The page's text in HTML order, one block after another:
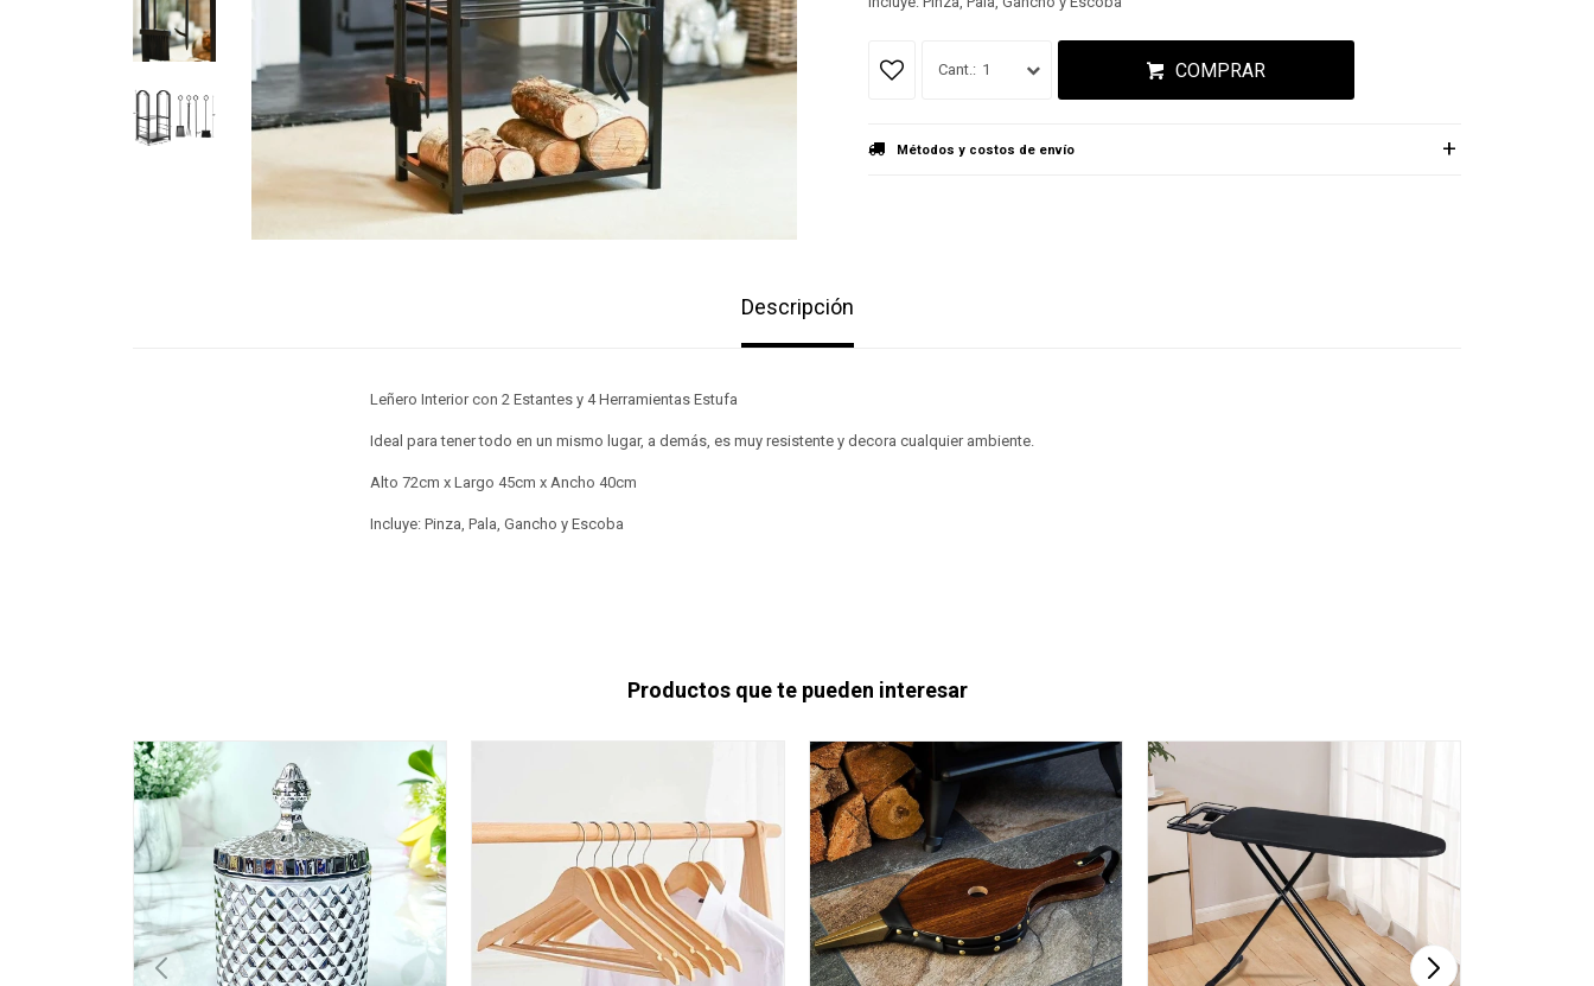
1 COMPRAR
Métodos y costos de envío
Descripción
Leñero Interior con 2 Estantes y 4 Herramientas Estufa
Ideal para tener todo en un mismo lugar, a demás, es muy resistente y decora cualquier ambiente.
Alto 72cm x Largo 45cm x Ancho 40cm
Incluye: Pinza, Pala, Gancho y Escoba
Productos que te pueden interesar